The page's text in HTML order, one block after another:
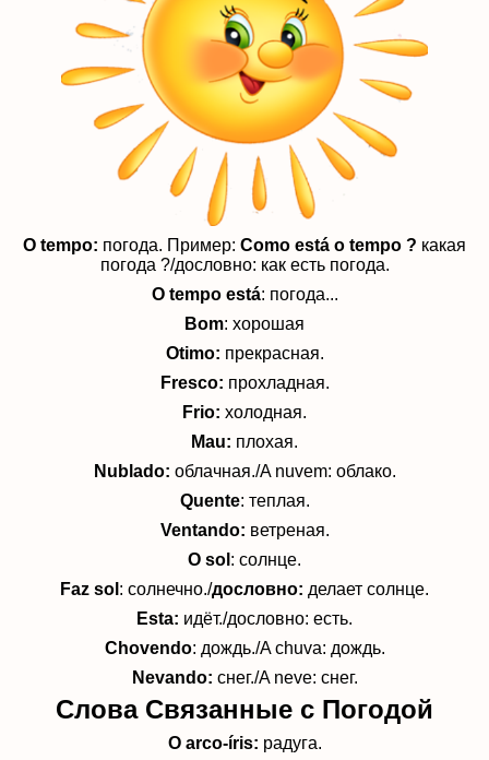
O tempo: погода. Пример: Como está o tempo ? какая
погода ?/дословно: как есть погода.
O tempo está: погода...
Bom: хорошая
Otimo: прекрасная.
Fresco: прохладная.
Frio: холодная.
Mau: плохая.
Nublado: облачная./A nuvem: облако.
Quente: теплая.
Ventando: ветреная.
O sol : солнце.
Faz sol : солнечно./дословно: делает солнце.
Esta: идёт./дословно: есть.
Chovendo: дождь./A chuva: дождь.
Nevando: снег./A neve: снег.
Слова Связанные с Погодой
O arco-íris: радуга.